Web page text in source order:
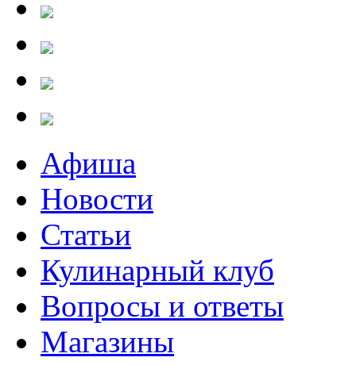
Афиша
Новости
Статьи
Кулинарный клуб
Вопросы и ответы
Магазины